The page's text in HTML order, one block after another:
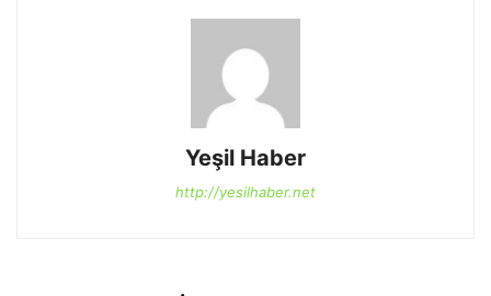
Yeşil Haber
http://yesilhaber.net